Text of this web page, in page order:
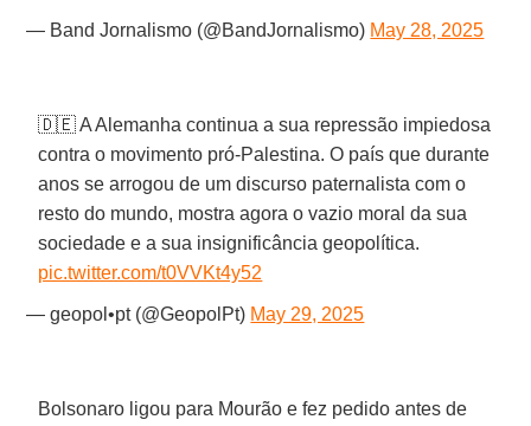
— Band Jornalismo (@BandJornalismo) May 28, 2025
🇩🇪 A Alemanha continua a sua repressão impiedosa
contra o movimento pró-Palestina. O país que durante
anos se arrogou de um discurso paternalista com o
resto do mundo, mostra agora o vazio moral da sua
sociedade e a sua insignificância geopolítica.
pic.twitter.com/t0VVKt4y52
— geopol•pt (@GeopolPt) May 29, 2025
Bolsonaro ligou para Mourão e fez pedido antes de